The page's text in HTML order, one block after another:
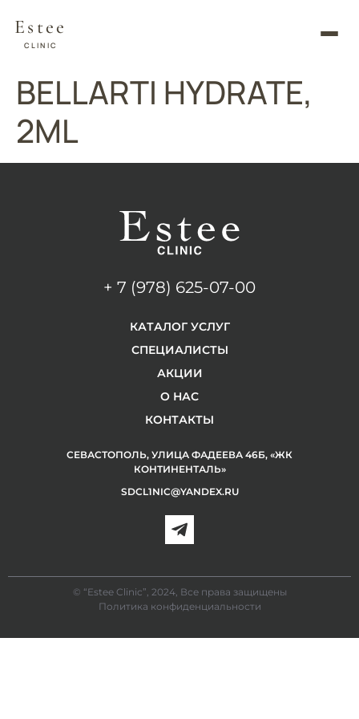
Estee
CLINIC
BELLARTI HYDRATE,
2ML
КАТАЛОГ УСЛУГ
СПЕЦИАЛИСТЫ
АКЦИИ
О НАС
КОНТАКТЫ
+ 7 (978) 625-07-00
СЕВАСТОПОЛЬ, УЛИЦА ФАДЕЕВА 46Б, «ЖК
КОНТИНЕНТАЛЬ»
SDCL1NIC@YANDEX.RU
© “Estee Clinic”, 2024, Все права защищены
Политика конфиденциальности